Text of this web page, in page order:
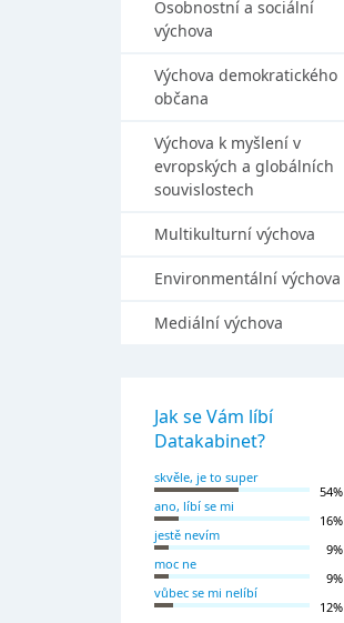
Osobnostní a sociální
výchova
Výchova demokratického
občana
Výchova k myšlení v
evropských a globálních
souvislostech
Multikulturní výchova
Environmentální výchova
Mediální výchova
Jak se Vám líbí
Datakabinet?
skvěle, je to super
54%
ano, líbí se mi
16%
jestě nevím
9%
moc ne
9%
vůbec se mi nelíbí
12%